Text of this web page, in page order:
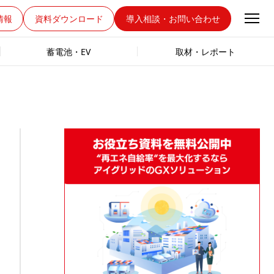
報 資料ダウンロード 導入相談・お問い合わせ
蓄電池・EV 取材・レポート